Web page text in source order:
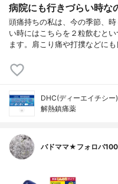
病院にも行きづらい時な
頭痛持ちの私は、今の季節、
い時にはこちらを２粒飲むと
ます。肩こり痛や打撲などに
DHC(ディーエイチシー)
解熱鎮痛薬
バドママ★フォロバ